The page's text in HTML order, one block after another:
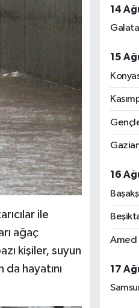
ile
ağaç
kişiler, suyun
hayatını
14
15
16
Amed
17